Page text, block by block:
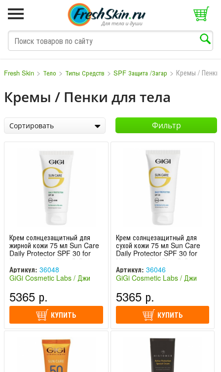
Fresh Skin > Тело > Типы Средств > SPF Защита /Загар > Кремы / Пенки
Кремы / Пенки для тела
Сортировать Фильтр
Крем солнцезащитный для
жирной кожи 75 мл Sun Care
Daily Protector SPF 30 for
Normal to Oily Skin GiGi /
ДжиДжи
Артикул: 36048
GiGi Cosmetic Labs / Джи
5365 р.
КУПИТЬ
Крем солнцезащитный для
сухой кожи 75 мл Sun Care
Daily Protector SPF 30 for
Normal to Dry Skin GiGi /
ДжиДжи
Артикул: 36046
GiGi Cosmetic Labs / Джи
5365 р.
КУПИТЬ
M N O P Q S T V W